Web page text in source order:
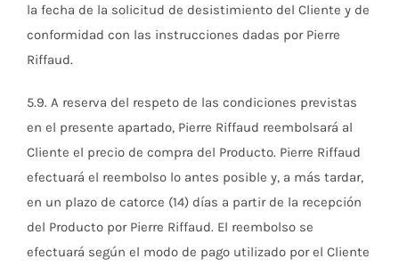
la fecha de la solicitud de desistimiento del Cliente y de
conformidad con las instrucciones dadas por Pierre
Riffaud.
5.9. A reserva del respeto de las condiciones previstas
en el presente apartado, Pierre Riffaud reembolsará al
Cliente el precio de compra del Producto. Pierre Riffaud
efectuará el reembolso lo antes posible y, a más tardar,
en un plazo de catorce (14) días a partir de la recepción
del Producto por Pierre Riffaud. El reembolso se
efectuará según el modo de pago utilizado por el Cliente